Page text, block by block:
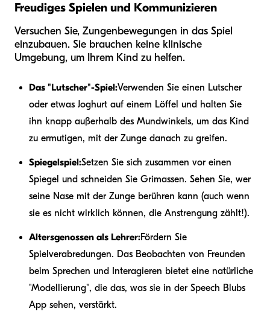
Freudiges Spielen und Kommunizieren
Versuchen Sie, Zungenbewegungen in das Spiel
einzubauen. Sie brauchen keine klinische
Umgebung, um Ihrem Kind zu helfen.
Das "Lutscher"-Spiel:Verwenden Sie einen Lutscher
oder etwas Joghurt auf einem Löffel und halten Sie
ihn knapp außerhalb des Mundwinkels, um das Kind
zu ermutigen, mit der Zunge danach zu greifen.
Spiegelspiel:Setzen Sie sich zusammen vor einen
Spiegel und schneiden Sie Grimassen. Sehen Sie, wer
seine Nase mit der Zunge berühren kann (auch wenn
sie es nicht wirklich können, die Anstrengung zählt!).
Altersgenossen als Lehrer:Fördern Sie
Spielverabredungen. Das Beobachten von Freunden
beim Sprechen und Interagieren bietet eine natürliche
"Modellierung", die das, was sie in der Speech Blubs
App sehen, verstärkt.